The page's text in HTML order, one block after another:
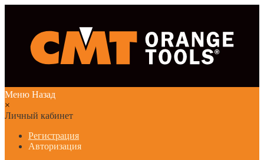
Меню Назад
×
Личный кабинет
Регистрация
Авторизация